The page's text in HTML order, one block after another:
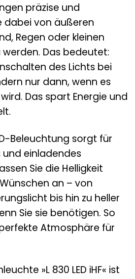
präzise und
dabei von äußeren
Regen oder kleinen
Das bedeutet:
des Lichts bei
nur dann, wenn es
Das spart Energie und
Beleuchtung sorgt für
einladendes
Sie die Helligkeit
an – von
bis hin zu heller
Sie sie benötigen. So
Atmosphäre für
»L 830 LED iHF« ist